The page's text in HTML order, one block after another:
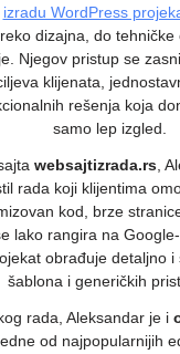
izradu WordPress
dizajna, do tehničke
Njegov pristup se
klijenata,
rešenja koja
samo lep izgled.
websajtizrada.rs,
rada koji klijentima
kod, brze
lako rangira na
obrađuje detaljno i
šablona i generičkih
rada, Aleksandar je i
od najpopularnijih